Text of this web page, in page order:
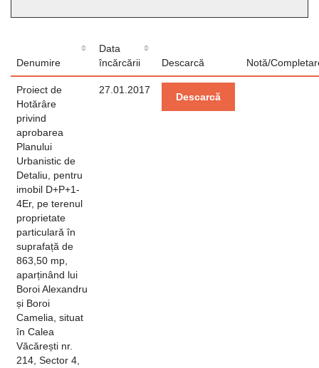
Denumire
Data
încărcării
Descarcă Notă/
Proiect de
Hotărâre
privind
aprobarea
Planului
Urbanistic de
Detaliu, pentru
imobil D+P+1-
4Er, pe terenul
proprietate
particulară în
suprafață de
863,50 mp,
aparținând lui
Boroi Alexandru
și Boroi
Camelia, situat
în Calea
Văcărești nr.
214, Sector 4,
27.01.2017
Descarcă